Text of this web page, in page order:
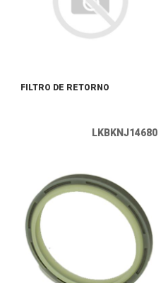
FILTRO DE RETORNO
LKBKNJ14680